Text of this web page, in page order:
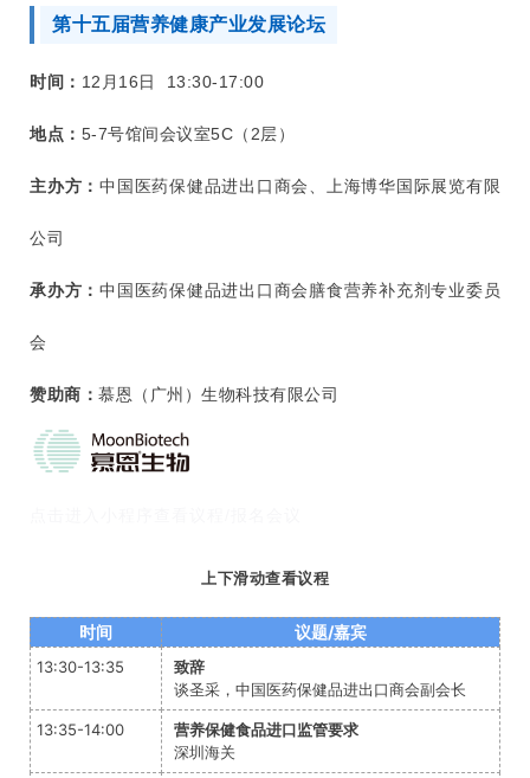
陈永丽博士，深圳中科欣扬生物科技有限公司
高级科学家
16:30-16:40
《2025口服抗衰市场趋势及应用洞察报告》
王炎旭，Early Data 大健康总经理
第十五届营养健康产业发展论坛
时间： 12月16日 13:30-17:00
地点： 5-7号馆间会议室5C（2层）
主办方： 中国医药保健品进出口商会、上海博华国际展览有限
公司
承办方： 中国医药保健品进出口商会膳食营养补充剂专业委员
会
赞助商： 慕恩（广州）生物科技有限公司
上下滑动查看议程
时间 议题/嘉宾
13:30-13:35
致辞
谈圣采，中国医药保健品进出口商会副会长
13:35-14:00
营养保健食品进口监管要求
深圳海关